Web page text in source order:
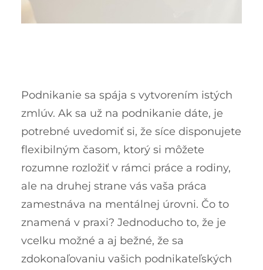
Podnikanie sa spája s vytvorením istých
zmlúv. Ak sa už na podnikanie dáte, je
potrebné uvedomiť si, že síce disponujete
flexibilným časom, ktorý si môžete
rozumne rozložiť v rámci práce a rodiny,
ale na druhej strane vás vaša práca
zamestnáva na mentálnej úrovni. Čo to
znamená v praxi? Jednoducho to, že je
vcelku možné a aj bežné, že sa
zdokonaľovaniu vašich podnikateľských